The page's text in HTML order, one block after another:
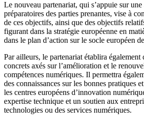
Le nouveau partenariat, qui s’appuie sur
préparatoires des parties prenantes, vise à
de ces objectifs, ainsi que des objectifs
figurant dans la stratégie européenne en
dans le plan d’action sur le socle européen
Par ailleurs, le partenariat établira également
concrets axés sur l’amélioration et le
compétences numériques. Il permettra
des connaissances sur les bonnes pratiques
les centres européens d’innovation
expertise technique et un soutien aux
technologies ou des services numériques.